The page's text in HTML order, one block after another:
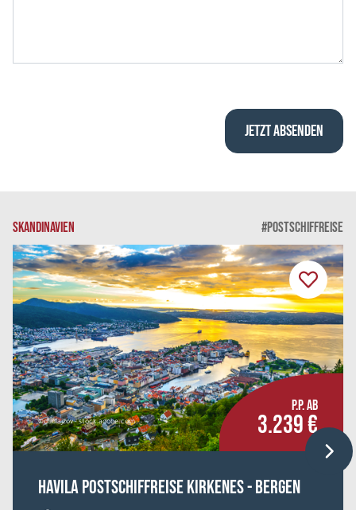
SKANDINAVIEN #POSTSCHIFFREISE
©dudlajzov - stock.adobe.com
P.P. AB
3.239 €
HAVILA Postschiffreise Kirkenes - Bergen